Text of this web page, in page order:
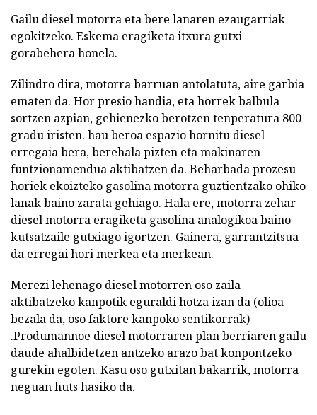
Gailu diesel motorra eta bere lanaren ezaugarriak
egokitzeko. Eskema eragiketa itxura gutxi
gorabehera honela.
Zilindro dira, motorra barruan antolatuta, aire garbia
ematen da. Hor presio handia, eta horrek balbula
sortzen azpian, gehienezko berotzen tenperatura 800
gradu iristen. hau beroa espazio hornitu diesel
erregaia bera, berehala pizten eta makinaren
funtzionamendua aktibatzen da. Beharbada prozesu
horiek ekoizteko gasolina motorra guztientzako ohiko
lanak baino zarata gehiago. Hala ere, motorra zehar
diesel motorra eragiketa gasolina analogikoa baino
kutsatzaile gutxiago igortzen. Gainera, garrantzitsua
da erregai hori merkea eta merkean.
Merezi lehenago diesel motorren oso zaila
aktibatzeko kanpotik eguraldi hotza izan da (olioa
bezala da, oso faktore kanpoko sentikorrak)
.Produmannoe diesel motorraren plan berriaren gailu
daude ahalbidetzen antzeko arazo bat konpontzeko
gurekin egoten. Kasu oso gutxitan bakarrik, motorra
neguan huts hasiko da.